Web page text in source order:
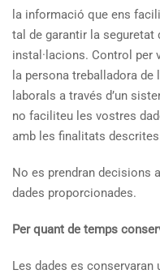
la informació que ens
tal de garantir la seguretat
instal·lacions. Control per
la persona treballadora
laborals a través d’un
no faciliteu les vostres
amb les finalitats
No es prendran decisions
dades proporcionades.
Per quant de temps
Les dades es